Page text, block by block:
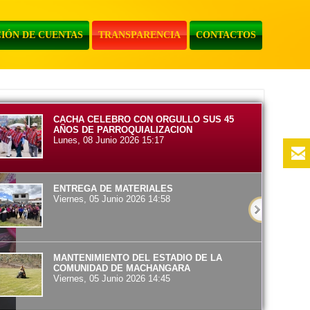
DE CUENTAS TRANSPARENCIA CONTACTOS
CACHA CELEBRO CON ORGULLO SUS 45
AÑOS DE PARROQUIALIZACION
Lunes, 08 Junio 2026 15:17
ENTREGA DE MATERIALES
Viernes, 05 Junio 2026 14:58
MANTENIMIENTO DEL ESTADIO DE LA
COMUNIDAD DE MACHANGARA
Viernes, 05 Junio 2026 14:45